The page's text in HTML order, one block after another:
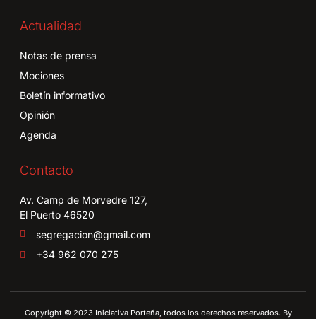
Actualidad
Notas de prensa
Mociones
Boletín informativo
Opinión
Agenda
Contacto
Av. Camp de Morvedre 127,
El Puerto 46520
segregacion@gmail.com
+34 962 070 275
Copyright © 2023 Iniciativa Porteña, todos los derechos reservados. By